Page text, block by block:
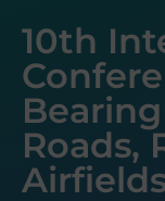
10th
Roads,